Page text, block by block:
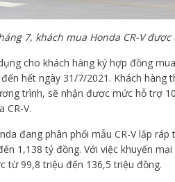
7, khách mua Honda CR-V
cho khách hàng ký hợp đồng
hết ngày 31/7/2021. Khách
trình, sẽ nhận được mức hỗ trợ
CR-V.
đang phân phối mẫu CR-V lắp
1,138 tỷ đồng. Với việc khuyến
từ 99,8 triệu đến 136,5 triệu đồng.